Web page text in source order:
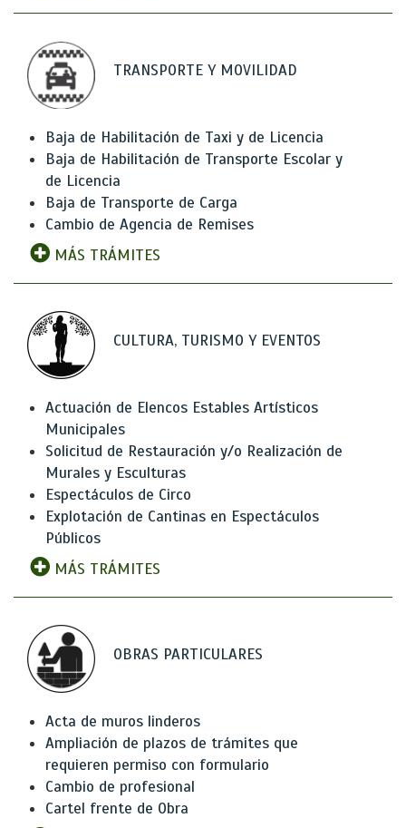
TRANSPORTE Y MOVILIDAD
Baja de Habilitación de Taxi y de Licencia
Baja de Habilitación de Transporte Escolar y
de Licencia
Baja de Transporte de Carga
Cambio de Agencia de Remises
MÁS TRÁMITES
CULTURA, TURISMO Y EVENTOS
Actuación de Elencos Estables Artísticos
Municipales
Solicitud de Restauración y/o Realización de
Murales y Esculturas
Espectáculos de Circo
Explotación de Cantinas en Espectáculos
Públicos
MÁS TRÁMITES
OBRAS PARTICULARES
Acta de muros linderos
Ampliación de plazos de trámites que
requieren permiso con formulario
Cambio de profesional
Cartel frente de Obra